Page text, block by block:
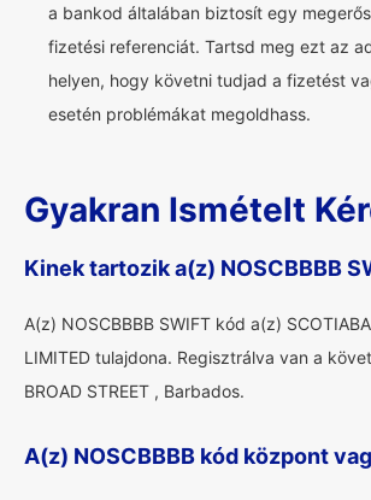
a bankod általában biztosít egy
fizetési referenciát. Tartsd meg ezt az
helyen, hogy követni tudjad a fizetést
esetén problémákat megoldhass.
Gyakran Ismételt
Kinek tartozik a(z) NOSCBBBB
A(z) NOSCBBBB SWIFT kód a(z)
LIMITED tulajdona. Regisztrálva van a
BROAD STREET , Barbados.
A(z) NOSCBBBB kód központ